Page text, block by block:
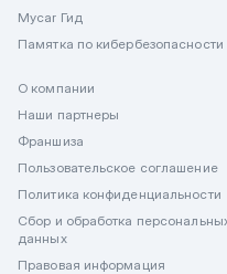
Mycar Гид
Памятка по кибербезопасности
О компании
Наши партнеры
Франшиза
Пользовательское соглашение
Политика конфиденциальности
Сбор и обработка
данных
Правовая информация